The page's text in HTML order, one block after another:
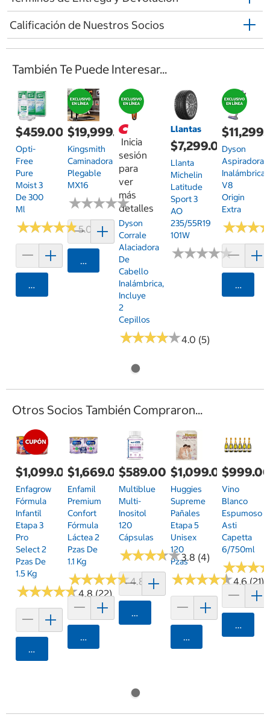
Calificación de Nuestros Socios
También Te Puede Interesar...
$459.00
Opti-
Free
Pure
Moist 3
De 300
Ml
★★★★★
★★★★★5.0 (13)
Agregar
$19,999.00
Kingsmith
Caminadora
Plegable
MX16
★★★★★
★★★★★
Agregar
Inicia
sesión
para
ver
más
detalles
Dyson
Corrale
Alaciadora
De
Cabello
Inalámbrica,
Incluye
2
Cepillos
★★★★★
★★★★★4.0 (5)
Llantas
$7,299.00
Llanta
Michelin
Latitude
Sport 3
AO
235/55R19
101W
★★★★★
★★★★★
Dyson
Aspiradora
Inalámbrica
V8
Origin
Extra
★★★
★★★
Otros Socios También Compraron...
$1,099.00
Enfagrow
Fórmula
Infantil
Etapa 3
Pro
Select 2
Pzas De
1.5 Kg
★★★★★
★★★★★4.8 (22)
Agregar
$1,669.00
Enfamil
Premium
Confort
Fórmula
Láctea 2
Pzas De
1.1 Kg
★★★★★
★★★★★4.8 (10)
Agregar
$589.00
Multiblue
Multi-
Inositol
120
Cápsulas
★★★★★
★★★★★3.8 (4)
Agregar
$1,099.00
Huggies
Supreme
Pañales
Etapa 5
Unisex
120
Pzas
★★★★★
★★★★★4.6 (21)
Agregar
Vino
Blanco
Espumoso
Asti
Capetta
6/750ml
★★★
★★★